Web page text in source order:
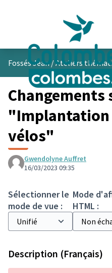
Fossés Jean/Ateliers
Changements
"Implantation
vélos"
Gwendolyne Auffret
16/03/2023 09:35
Sélectionner le
mode de vue :
Mode
HTML :
Description (Français)